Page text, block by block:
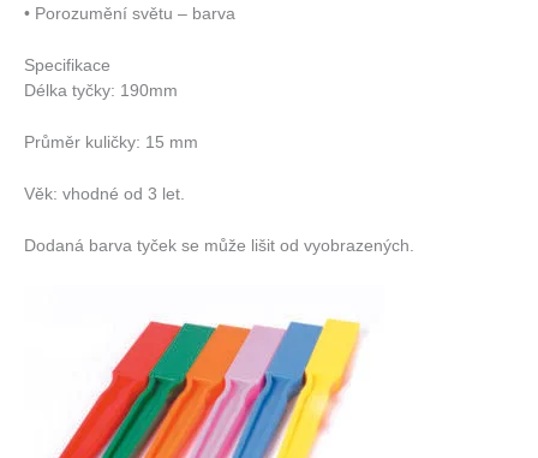
• Porozumění světu – barva
Specifikace
Délka tyčky: 190mm
Průměr kuličky: 15 mm
Věk: vhodné od 3 let.
Dodaná barva tyček se může lišit od vyobrazených.